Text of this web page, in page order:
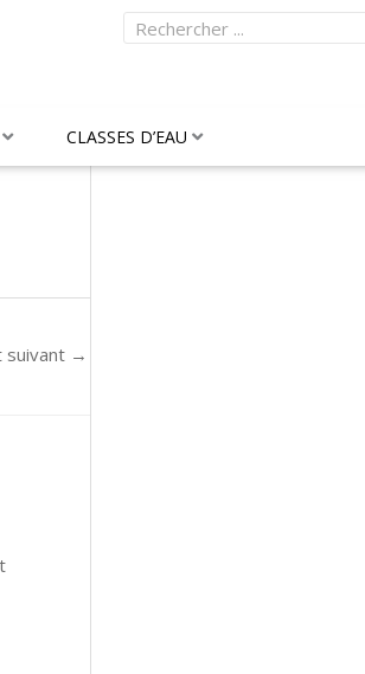
Rechercher
CLASSES D’EAU
suivant →